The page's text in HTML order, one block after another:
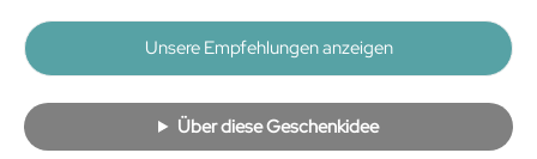
Unsere Empfehlungen anzeigen
Über diese Geschenkidee